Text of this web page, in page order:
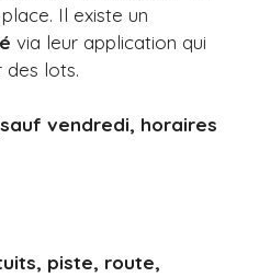
Il existe un
via leur application qui
des lots.
vendredi, horaires
piste, route,